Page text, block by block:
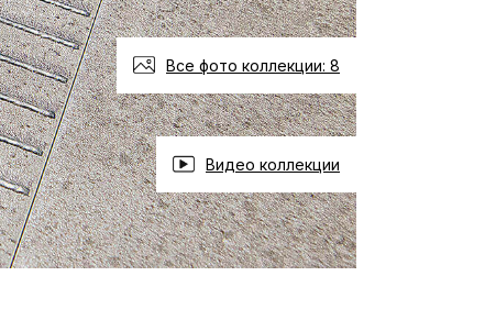
Все фото коллекции: 8
Видео коллекции